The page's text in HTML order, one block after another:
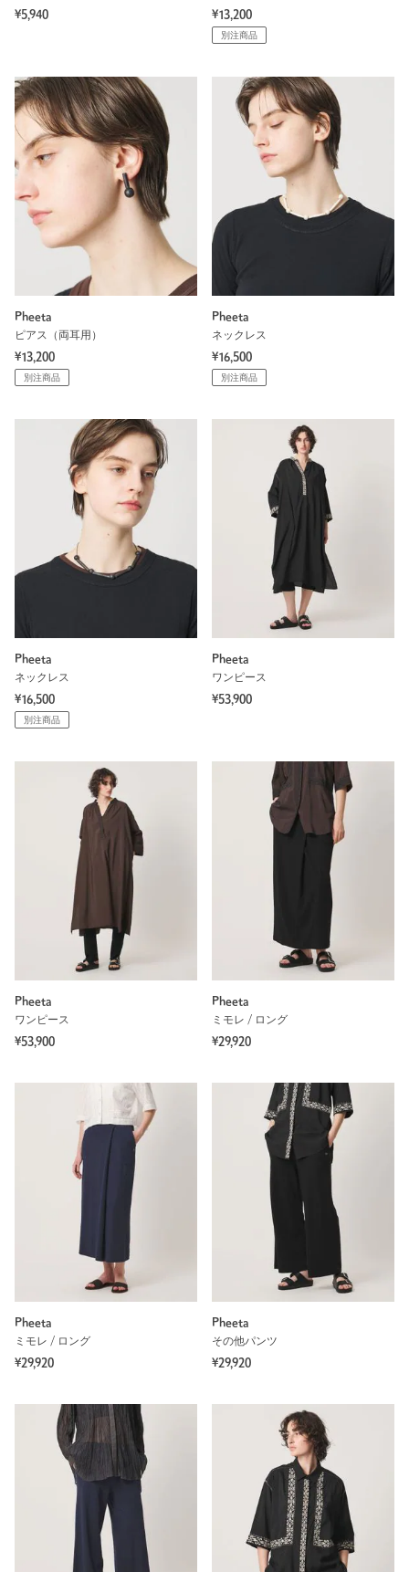
¥5,940 ¥13,200
別注商品
Pheeta
ピアス（両耳用）
¥13,200
別注商品
Pheeta
ネックレス
¥16,500
別注商品
Pheeta
ネックレス
¥16,500
別注商品
Pheeta
ワンピース
¥53,900
Pheeta
ワンピース
¥53,900
Pheeta
ミモレ / ロング
¥29,920
Pheeta
ミモレ / ロング
¥29,920
Pheeta
その他パンツ
¥29,920